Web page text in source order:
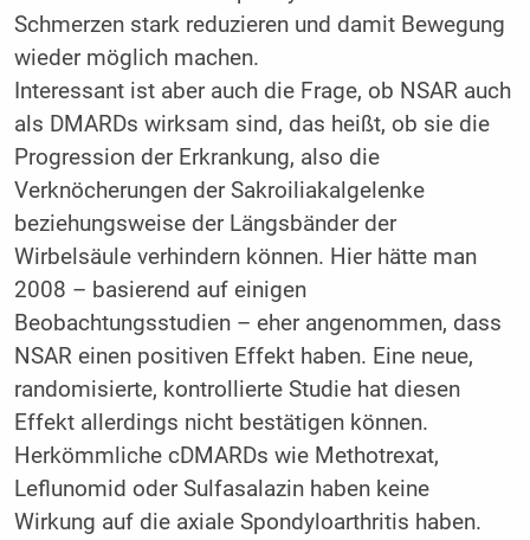
Schmerzen stark reduzieren und damit Bewegung
wieder möglich machen.
Interessant ist aber auch die Frage, ob NSAR auch
als DMARDs wirksam sind, das heißt, ob sie die
Progression der Erkrankung, also die
Verknöcherungen der Sakroiliakalgelenke
beziehungsweise der Längsbänder der
Wirbelsäule verhindern können. Hier hätte man
2008 – basierend auf einigen
Beobachtungsstudien – eher angenommen, dass
NSAR einen positiven Effekt haben. Eine neue,
randomisierte, kontrollierte Studie hat diesen
Effekt allerdings nicht bestätigen können.
Herkömmliche cDMARDs wie Methotrexat,
Leflunomid oder Sulfasalazin haben keine
Wirkung auf die axiale Spondyloarthritis haben.